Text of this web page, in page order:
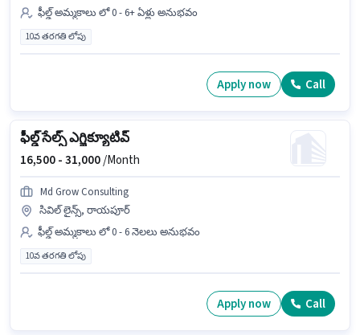
ఫీల్డ్ అమ్మకాలు లో 0 - 6+ ఏళ్లు అనుభవం
10వ తరగతి లోపు
Apply now Call
ఫీల్డ్ సేల్స్ ఎగ్జిక్యూటివ్
16,500 -31,000/Month
Md Grow Consulting
సివిల్ లైన్స్, రాయపూర్
ఫీల్డ్ అమ్మకాలు లో 0 - 6 నెలలు అనుభవం
10వ తరగతి లోపు
Apply now Call